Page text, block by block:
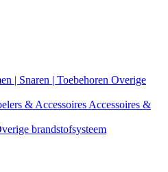
| Snaren | Toebehoren Overige
& Accessoires Accessoires &
brandstofsysteem